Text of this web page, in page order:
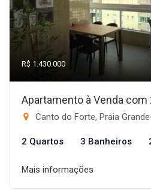
R$ 1.430.000
Apartamento à Venda com
Canto do Forte, Praia
2 Quartos 3 Banheiros
Mais informações